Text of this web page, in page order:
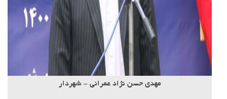
مهدی حسن نژاد عمرانی - شهردار